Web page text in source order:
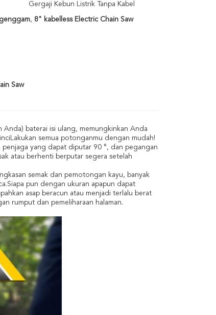
Gergaji Kebun Listrik Tanpa Kabel
, 8" kabelless Electric Chain Saw
Saw
baterai isi ulang, memungkinkan Anda
semua potonganmu dengan mudah!
penjaga yang dapat diputar 90 °, dan pegangan
atau berhenti berputar segera setelah
semak dan pemotongan kayu, banyak
pun dengan ukuran apapun dapat
asap beracun atau menjadi terlalu berat
rumput dan pemeliharaan halaman.